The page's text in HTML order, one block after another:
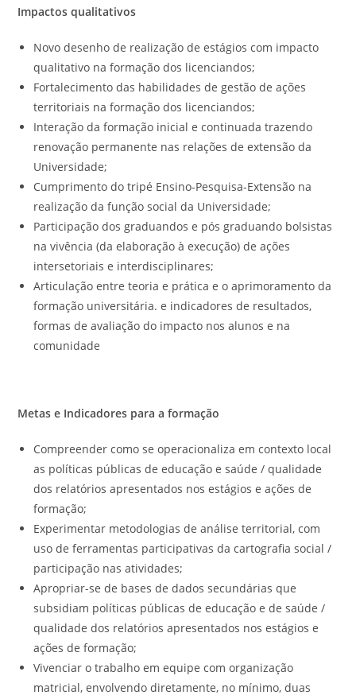
Impactos qualitativos
Novo desenho de realização de estágios com impacto
qualitativo na formação dos licenciandos;
Fortalecimento das habilidades de gestão de ações
territoriais na formação dos licenciandos;
Interação da formação inicial e continuada trazendo
renovação permanente nas relações de extensão da
Universidade;
Cumprimento do tripé Ensino-Pesquisa-Extensão na
realização da função social da Universidade;
Participação dos graduandos e pós graduando bolsistas
na vivência (da elaboração à execução) de ações
intersetoriais e interdisciplinares;
Articulação entre teoria e prática e o aprimoramento da
formação universitária. e indicadores de resultados,
formas de avaliação do impacto nos alunos e na
comunidade
Metas e Indicadores para a formação
Compreender como se operacionaliza em contexto local
as políticas públicas de educação e saúde / qualidade
dos relatórios apresentados nos estágios e ações de
formação;
Experimentar metodologias de análise territorial, com
uso de ferramentas participativas da cartografia social /
participação nas atividades;
Apropriar-se de bases de dados secundárias que
subsidiam políticas públicas de educação e de saúde /
qualidade dos relatórios apresentados nos estágios e
ações de formação;
Vivenciar o trabalho em equipe com organização
matricial, envolvendo diretamente, no mínimo, duas